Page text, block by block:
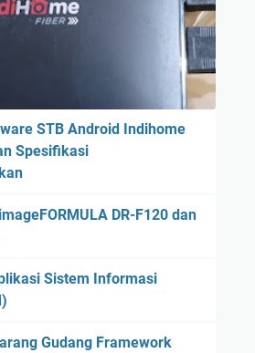
STB Android Indihome
Spesifikasi
DR-F120 dan
Sistem Informasi
Gudang Framework